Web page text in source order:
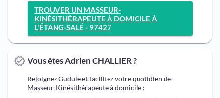
TROUVER UN MASSEUR-
KINÉSITHÉRAPEUTE À DOMICILE À
L'ÉTANG-SALÉ - 97427
Vous êtes Adrien CHALLIER ?
Rejoignez Gudule et facilitez votre quotidien de
Masseur-Kinésithérapeute à domicile :